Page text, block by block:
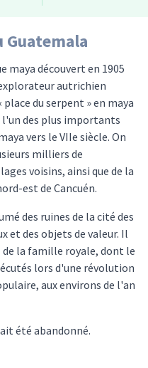
Guatemala
maya découvert en 1905
autrichien
du serpent » en maya
des plus importants
vers le VIIe siècle. On
milliers de
voisins, ainsi que de la
est de Cancuén.
des ruines de la cité des
et des objets de valeur. Il
la famille royale, dont le
lors d'une révolution
aux environs de l'an
été abandonné.